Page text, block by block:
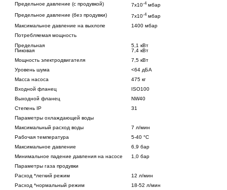
Предельное давление (с продувкой)
7x10-4мбар
Предельное давление (без продувки)
7x10-4мбар
Максимальное давление на выхлопе
1400 мбар
Потребляемая мощность
Предельная
Пиковая
5,1 кВт
7,4 кВт
Мощность электродвигателя
7,5 кВт
Уровень шума
<64 дБА
Масса насоса
475 кг
Входной фланец
ISO100
Выходной фланец
NW40
Степень IP
31
Параметры охлаждающей воды
Максимальный расход воды
7 л/мин
Рабочая температура
5-40 °С
Максимальное давление
6,9 бар
Минимальное падение давления на насосе
1,0 бар
Параметры газа продувки
Расход *легкий режим
12 л/мин
Расход *нормальный режим
18-52 л/мин